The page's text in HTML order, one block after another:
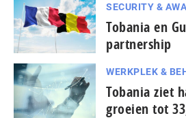
SECURITY &
Tobania en
partnership
WERKPLEK &
Tobania ziet
groeien tot